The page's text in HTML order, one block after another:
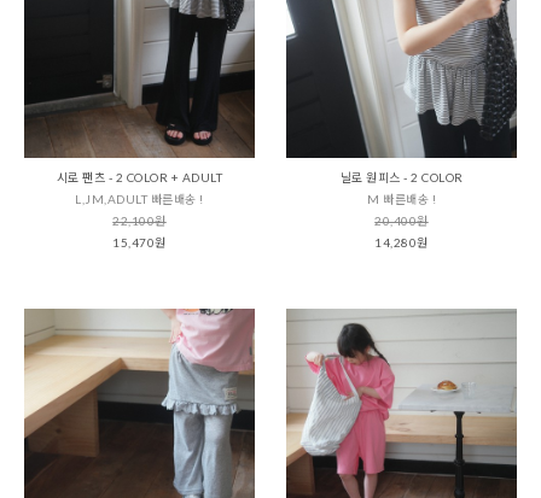
시로 팬츠 - 2 COLOR + ADULT
L,JM,ADULT 빠른배송 !
22,100원
15,470원
닐로 원피스 - 2 COLOR
M 빠른배송 !
20,400원
14,280원